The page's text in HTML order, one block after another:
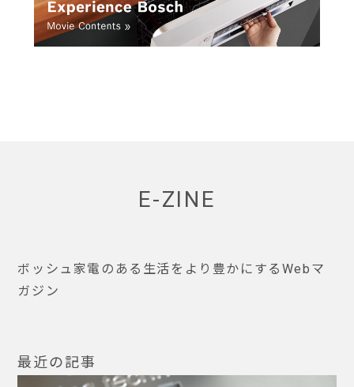
E-ZINE
ボッシュ家電のある生活をより豊かにするWebマ
ガジン
最近の記事